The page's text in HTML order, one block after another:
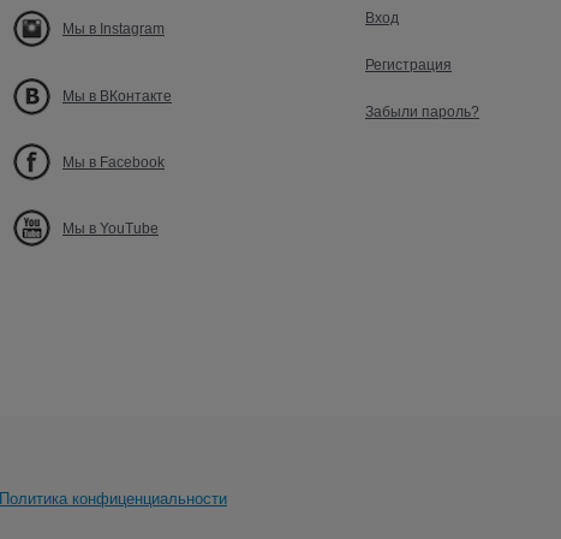
Мы в Instagram
Мы в ВКонтакте
Мы в Facebook
Мы в YouTube
Вход
Регистрация
Забыли пароль?
Политика конфиценциальности